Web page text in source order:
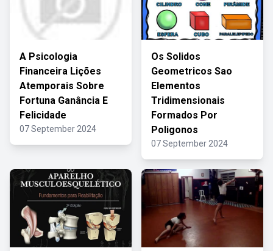
A Psicologia
Financeira Lições
Atemporais Sobre
Fortuna Ganância E
Felicidade
07 September 2024
Os Solidos
Geometricos Sao
Elementos
Tridimensionais
Formados Por
Poligonos
07 September 2024